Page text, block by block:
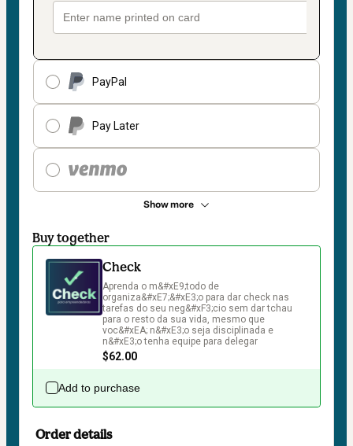
PayPal
Pay Later
Show more
Buy together
Check
Aprenda o m&#xE9;todo de
organiza&#xE7;&#xE3;o para dar check nas
tarefas do seu neg&#xF3;cio sem dar tchau
para o resto da sua vida, mesmo que
voc&#xEA; n&#xE3;o seja disciplinada e
n&#xE3;o tenha equipe para delegar
$62.00
Add to purchase
Order details